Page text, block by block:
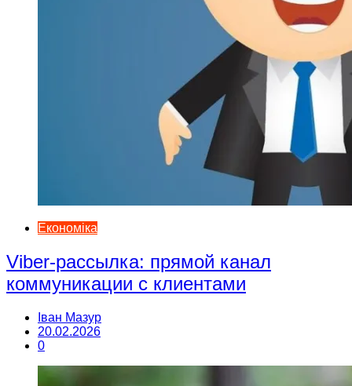
Економіка
Viber-рассылка: прямой канал
коммуникации с клиентами
Іван Мазур
20.02.2026
0